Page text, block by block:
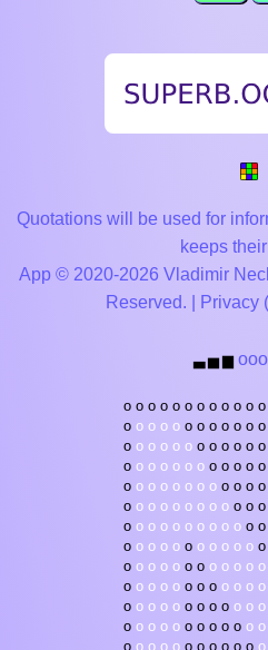
Quotations will be used for
keeps
App © 2020-2026 Vladimir
Reserved. |
Privacy
▃ ▅ ▆
o o o o o o o o o o o o
o o o o o o o o o o o o
o o o o o o o o o o o o
o o o o o o o o o o o o
o o o o o o o o o o o o
o o o o o o o o o o o o
o o o o o o o o o o o o
o o o o o o o o o o o o
o o o o o o o o o o o o
o o o o o o o o o o o o
o o o o o o o o o o o o
o o o o o o o o o o o o
o o o o o o o o o o o o